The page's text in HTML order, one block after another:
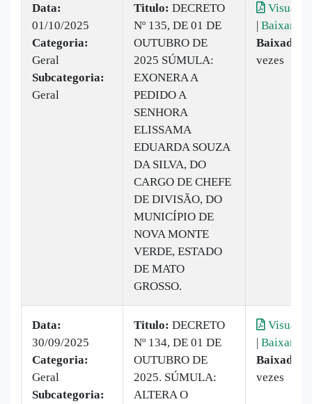
Data:
01/10/2025
Categoria:
Geral
Subcategoria:
Geral
Titulo: DECRETO
Nº 135, DE 01 DE
OUTUBRO DE
2025 SÚMULA:
EXONERA A
PEDIDO A
SENHORA
ELISSAMA
EDUARDA SOUZA
DA SILVA, DO
CARGO DE CHEFE
DE DIVISÃO, DO
MUNICÍPIO DE
NOVA MONTE
VERDE, ESTADO
DE MATO
GROSSO.
| Baixar
Baixado:
vezes
Data:
30/09/2025
Categoria:
Geral
Subcategoria:
Titulo: DECRETO
Nº 134, DE 01 DE
OUTUBRO DE
2025. SÚMULA:
ALTERA O
| Baixar
Baixado:
vezes